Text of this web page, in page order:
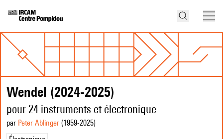
Wendel (2024-2025)
pour 24 instruments et électronique
par Peter Ablinger (1959-2025)